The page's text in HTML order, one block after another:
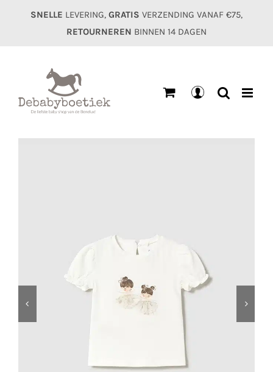
SNELLE LEVERING, GRATIS VERZENDING VANAF €75,
RETOURNEREN BINNEN 14 DAGEN